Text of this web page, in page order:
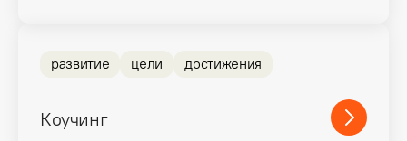
Коучинг
развитие цели достижения